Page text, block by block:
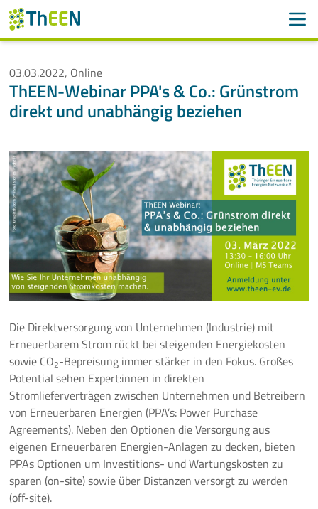
Suche
Navigation überspringen
ThEEN
Mitglieder
Aktivitäten
Veranstaltungen
Aktuelle Termine
10 Jahre ThEEN-Jubiläum
Auftaktveranstaltung Stakeholderprozess
ThEEN-Fachforum
ThEEN-Innovationsdialog
ThEEN-Kongress
03.03.2022, Online
ThEEN-Webinar PPA's & Co.: Grünstrom
direkt und unabhängig beziehen
Die Direktversorgung von Unternehmen (Industrie) mit
Erneuerbarem Strom rückt bei steigenden Energiekosten
sowie CO2-Bepreisung immer stärker in den Fokus. Großes
Potential sehen Expert:innen in direkten
Stromlieferverträgen zwischen Unternehmen und Betreibern
von Erneuerbaren Energien (PPA’s: Power Purchase
Agreements). Neben den Optionen die Versorgung aus
eigenen Erneuerbaren Energien-Anlagen zu decken, bieten
PPAs Optionen um Investitions- und Wartungskosten zu
sparen (on-site) sowie über Distanzen versorgt zu werden
(off-site).